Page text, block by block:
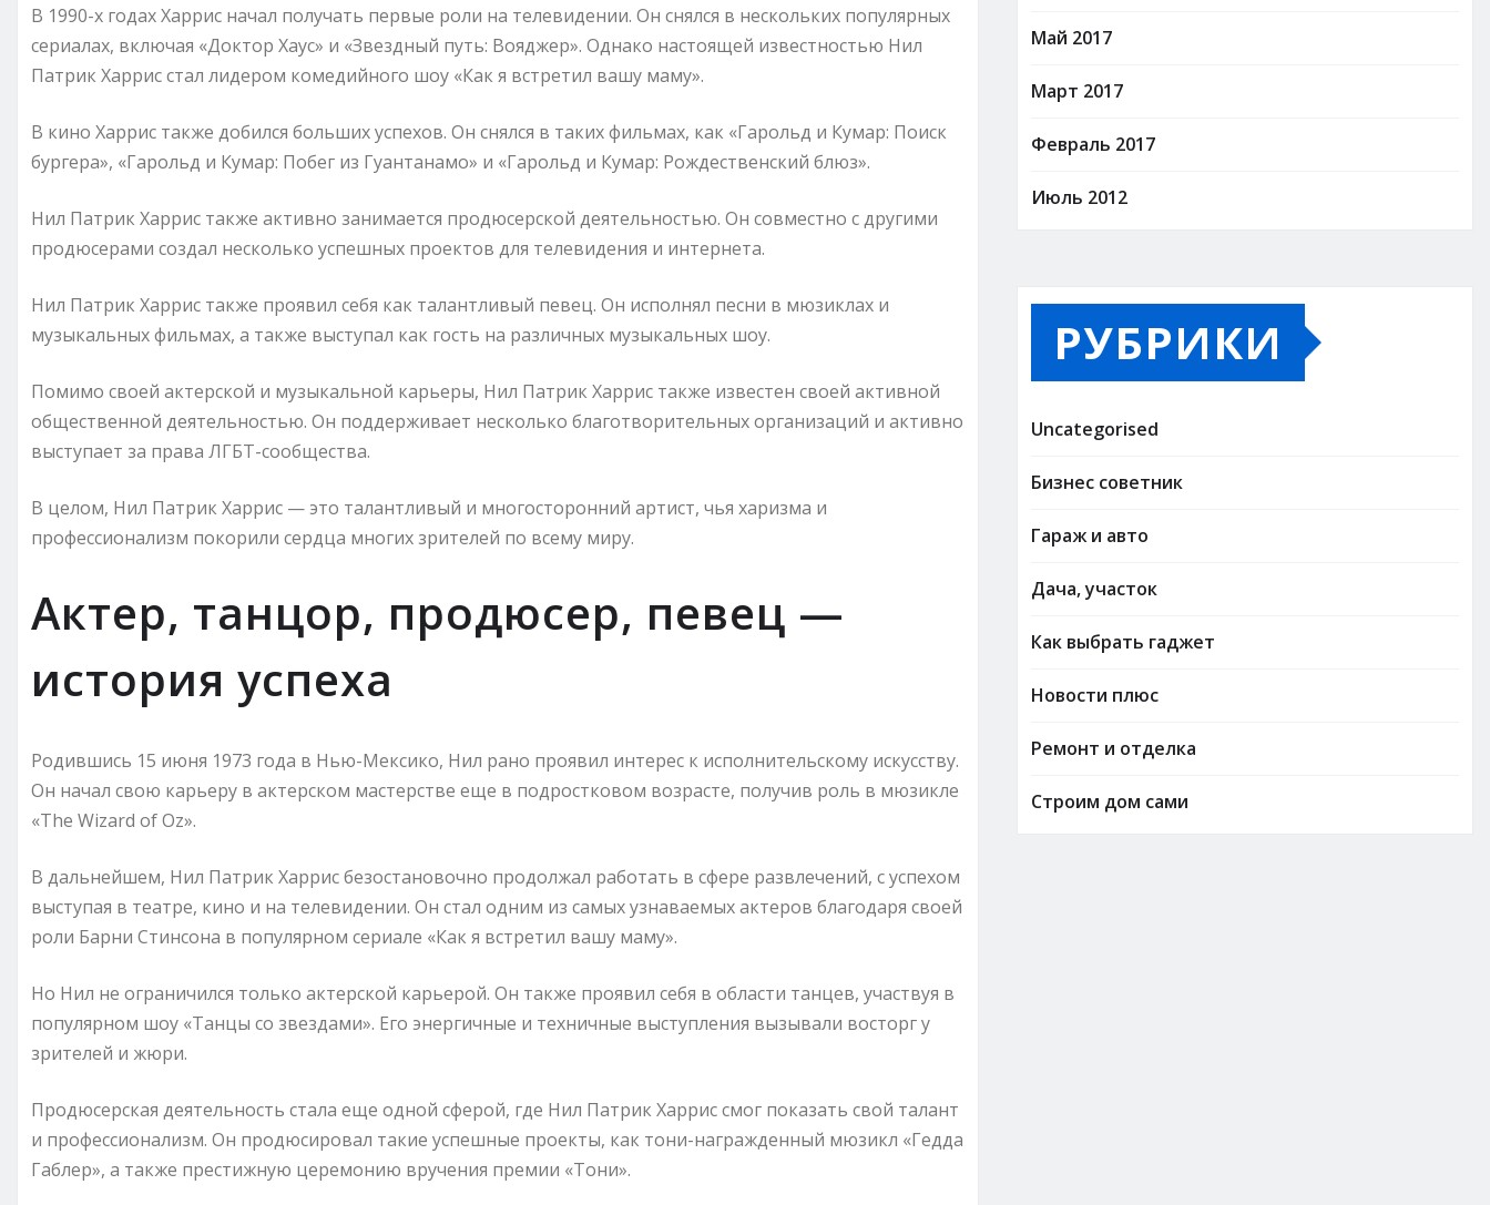
В 1990-х годах Харрис начал получать первые роли на телевидении. Он снялся в нескольких популярных
сериалах, включая «Доктор Хаус» и «Звездный путь: Вояджер». Однако настоящей известностью Нил
Патрик Харрис стал лидером комедийного шоу «Как я встретил вашу маму».
В кино Харрис также добился больших успехов. Он снялся в таких фильмах, как «Гарольд и Кумар: Поиск
бургера», «Гарольд и Кумар: Побег из Гуантанамо» и «Гарольд и Кумар: Рождественский блюз».
Нил Патрик Харрис также активно занимается продюсерской деятельностью. Он совместно с другими
продюсерами создал несколько успешных проектов для телевидения и интернета.
Нил Патрик Харрис также проявил себя как талантливый певец. Он исполнял песни в мюзиклах и
музыкальных фильмах, а также выступал как гость на различных музыкальных шоу.
Помимо своей актерской и музыкальной карьеры, Нил Патрик Харрис также известен своей активной
общественной деятельностью. Он поддерживает несколько благотворительных организаций и активно
выступает за права ЛГБТ-сообщества.
В целом, Нил Патрик Харрис — это талантливый и многосторонний артист, чья харизма и
профессионализм покорили сердца многих зрителей по всему миру.
Актер, танцор, продюсер, певец —
история успеха
Родившись 15 июня 1973 года в Нью-Мексико, Нил рано проявил интерес к исполнительскому искусству.
Он начал свою карьеру в актерском мастерстве еще в подростковом возрасте, получив роль в мюзикле
«The Wizard of Oz».
В дальнейшем, Нил Патрик Харрис безостановочно продолжал работать в сфере развлечений, с успехом
выступая в театре, кино и на телевидении. Он стал одним из самых узнаваемых актеров благодаря своей
роли Барни Стинсона в популярном сериале «Как я встретил вашу маму».
Но Нил не ограничился только актерской карьерой. Он также проявил себя в области танцев, участвуя в
популярном шоу «Танцы со звездами». Его энергичные и техничные выступления вызывали восторг у
зрителей и жюри.
Продюсерская деятельность стала еще одной сферой, где Нил Патрик Харрис смог показать свой талант
и профессионализм. Он продюсировал такие успешные проекты, как тони-награжденный мюзикл «Гедда
Габлер», а также престижную церемонию вручения премии «Тони».
Май 2017
Март 2017
Февраль 2017
Июль 2012
РУБРИКИ
Uncategorised
Бизнес советник
Гараж и авто
Дача, участок
Как выбрать гаджет
Новости плюс
Ремонт и отделка
Строим дом сами